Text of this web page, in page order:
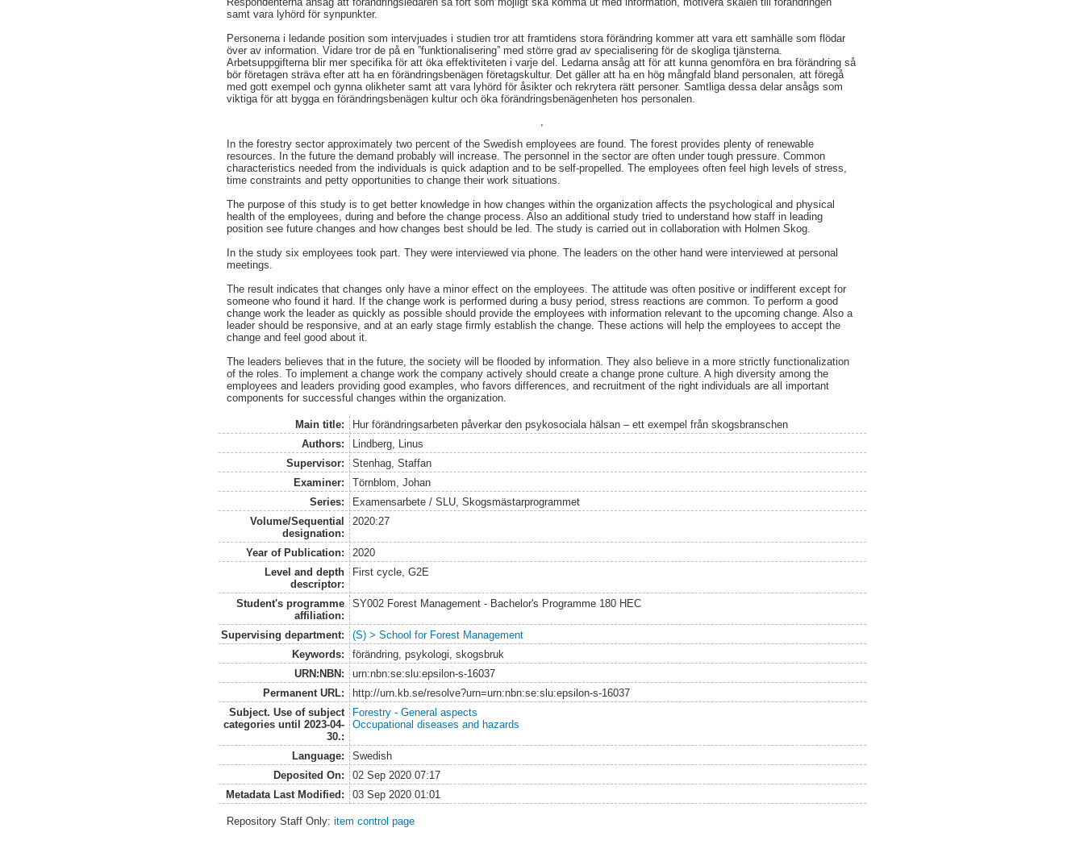
samt vara lyhörd för synpunkter.
Personerna i ledande position som intervjuades i studien tror att framtidens stora förändring kommer att vara ett samhälle som flödar
över av information. Vidare tror de på en ”funktionalisering” med större grad av specialisering för de skogliga tjänsterna.
Arbetsuppgifterna blir mer specifika för att öka effektiviteten i varje del. Ledarna ansåg att för att kunna genomföra en bra förändring så
bör företagen sträva efter att ha en förändringsbenägen företagskultur. Det gäller att ha en hög mångfald bland personalen, att föregå
med gott exempel och gynna olikheter samt att vara lyhörd för åsikter och rekrytera rätt personer. Samtliga dessa delar ansågs som
viktiga för att bygga en förändringsbenägen kultur och öka förändringsbenägenheten hos personalen.
In the forestry sector approximately two percent of the Swedish employees are found. The forest provides plenty of renewable
resources. In the future the demand probably will increase. The personnel in the sector are often under tough pressure. Common
characteristics needed from the individuals is quick adaption and to be self-propelled. The employees often feel high levels of stress,
time constraints and petty opportunities to change their work situations.
The purpose of this study is to get better knowledge in how changes within the organization affects the psychological and physical
health of the employees, during and before the change process. Also an additional study tried to understand how staff in leading
position see future changes and how changes best should be led. The study is carried out in collaboration with Holmen Skog.
In the study six employees took part. They were interviewed via phone. The leaders on the other hand were interviewed at personal
meetings.
The result indicates that changes only have a minor effect on the employees. The attitude was often positive or indifferent except for
someone who found it hard. If the change work is performed during a busy period, stress reactions are common. To perform a good
change work the leader as quickly as possible should provide the employees with information relevant to the upcoming change. Also a
leader should be responsive, and at an early stage firmly establish the change. These actions will help the employees to accept the
change and feel good about it.
The leaders believes that in the future, the society will be flooded by information. They also believe in a more strictly functionalization
of the roles. To implement a change work the company actively should create a change prone culture. A high diversity among the
employees and leaders providing good examples, who favors differences, and recruitment of the right individuals are all important
components for successful changes within the organization.
Main title:
Hur förändringsarbeten påverkar den psykosociala hälsan – ett exempel från skogsbranschen
Authors:
Lindberg, Linus
Supervisor:
Stenhag, Staffan
Examiner:
Törnblom, Johan
Series:
Examensarbete / SLU, Skogsmästarprogrammet
Volume/Sequential
designation:
2020:27
Year of Publication:
2020
Level and depth
descriptor:
First cycle, G2E
Student's programme
affiliation:
SY002 Forest Management - Bachelor's Programme 180 HEC
Supervising department:
(S) > School for Forest Management
Keywords:
förändring, psykologi, skogsbruk
URN:NBN:
urn:nbn:se:slu:epsilon-s-16037
Permanent URL:
http://urn.kb.se/resolve?urn=urn:nbn:se:slu:epsilon-s-16037
Subject. Use of subject
categories until 2023-04-
30.:
Forestry - General aspects
Occupational diseases and hazards
Language:
Swedish
Deposited On:
02 Sep 2020 07:17
Metadata Last Modified:
03 Sep 2020 01:01
Repository Staff Only:item control page